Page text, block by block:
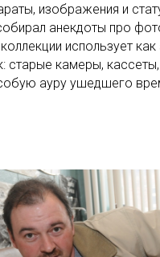
изображения и
анекдоты про
использует
старые камеры,
ауру ушедшего